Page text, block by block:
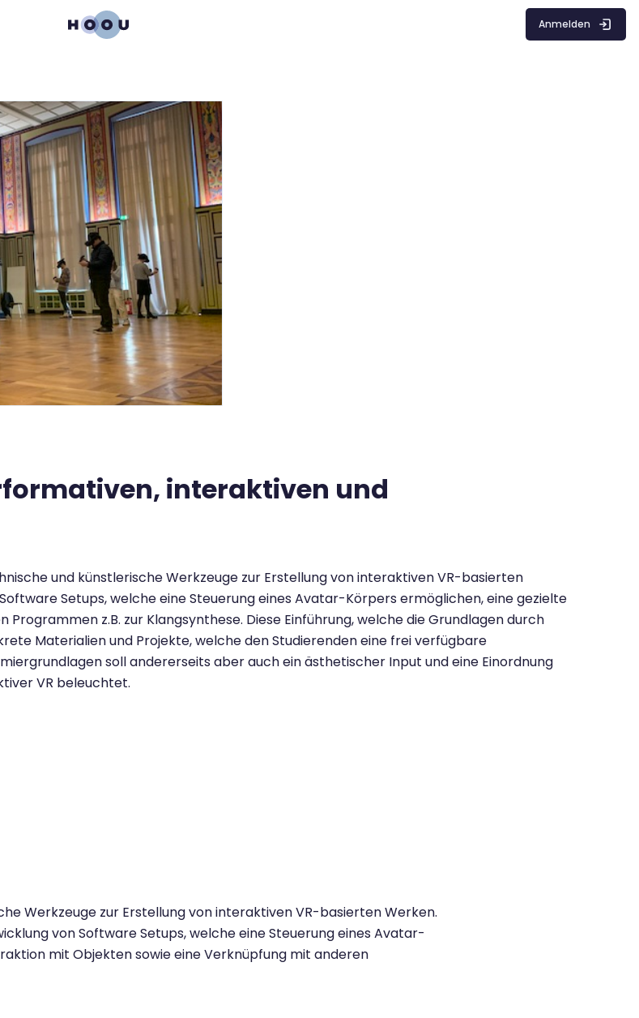
Anmelden
interaktiven und
und künstlerische Werkzeuge zur Erstellung von interaktiven VR-basierten
Setups, welche eine Steuerung eines Avatar-Körpers ermöglichen, eine gezielte
z.B. zur Klangsynthese. Diese Einführung, welche die Grundlagen durch
Materialien und Projekte, welche den Studierenden eine frei verfügbare
soll andererseits aber auch ein ästhetischer Input und eine Einordnung
VR beleuchtet.
Werkzeuge zur Erstellung von interaktiven VR-basierten Werken.
von Software Setups, welche eine Steuerung eines Avatar-
mit Objekten sowie eine Verknüpfung mit anderen